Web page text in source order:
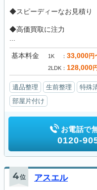
◆スピーディーなお見積り
◆高価買取に注力
基本料金 1K 33,000円
2LDK 128,000
遺品整理 生前整理 特殊
部屋片付け
お電話で
0120-
4位 アスエル